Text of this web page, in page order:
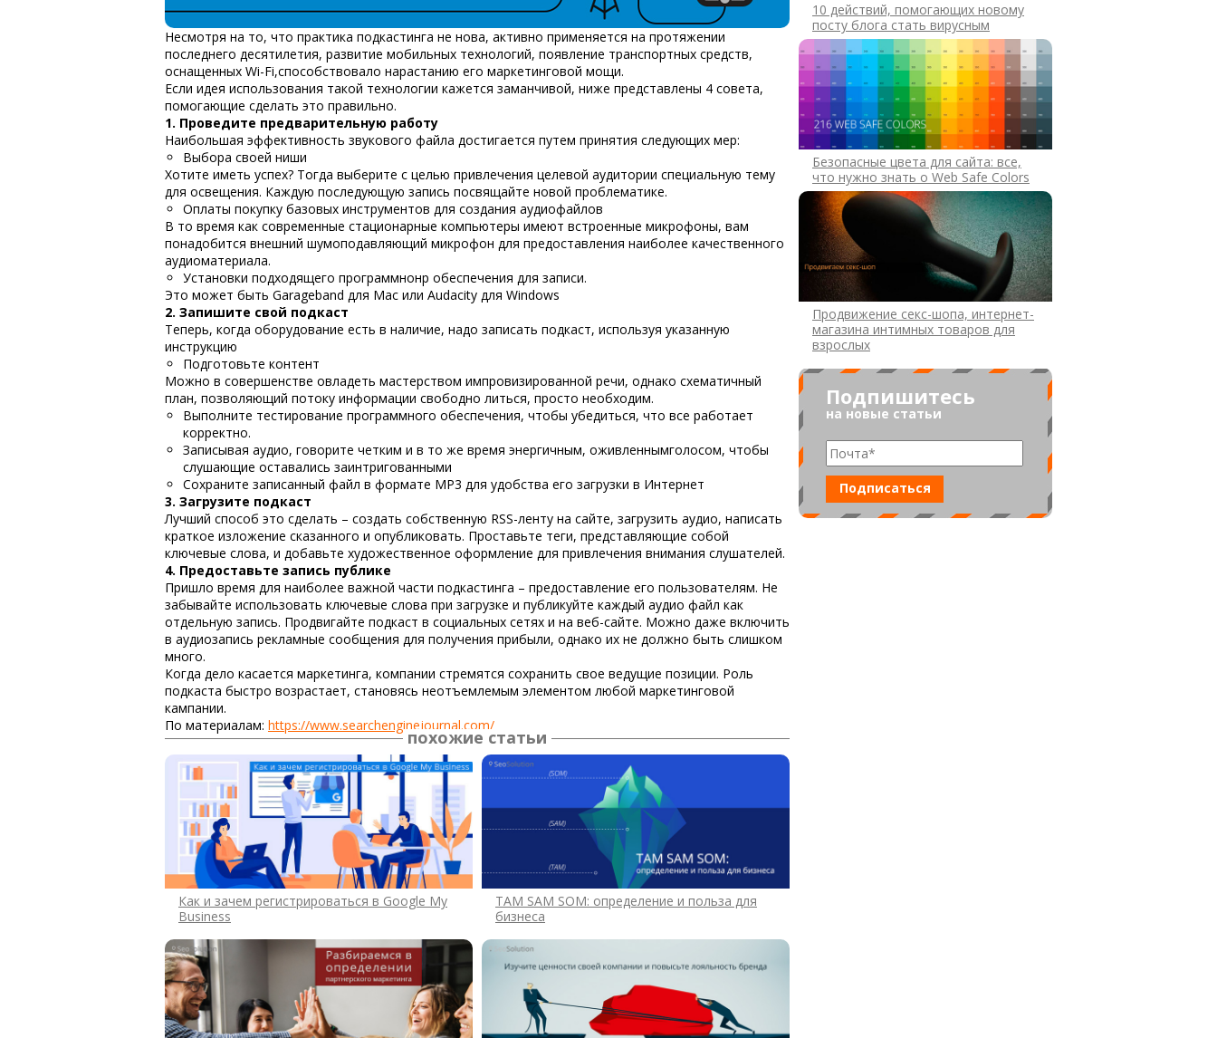
10 действий, помогающих новому
посту блога стать вирусным
Безопасные цвета для сайта: все,
что нужно знать о Web Safe Colors
Продвижение секс-шопа, интернет-
магазина интимных товаров для
взрослых
Подпишитесь
на новые статьи
Несмотря на то, что практика подкастинга не нова, активно применяется на протяжении
последнего десятилетия, развитие мобильных технологий, появление транспортных средств,
оснащенных Wi-Fi,способствовало нарастанию его маркетинговой мощи.
Если идея использования такой технологии кажется заманчивой, ниже представлены 4 совета,
помогающие сделать это правильно.
1. Проведите предварительную работу
Наибольшая эффективность звукового файла достигается путем принятия следующих мер:
Выбора своей ниши
Хотите иметь успех? Тогда выберите с целью привлечения целевой аудитории специальную тему
для освещения. Каждую последующую запись посвящайте новой проблематике.
Оплаты покупку базовых инструментов для создания аудиофайлов
В то время как современные стационарные компьютеры имеют встроенные микрофоны, вам
понадобится внешний шумоподавляющий микрофон для предоставления наиболее качественного
аудиоматериала.
Установки подходящего программнонр обеспечения для записи.
Это может быть Garageband для Mac или Audacity для Windows
2. Запишите свой подкаст
Теперь, когда оборудование есть в наличие, надо записать подкаст, используя указанную
инструкцию
Подготовьте контент
Можно в совершенстве овладеть мастерством импровизированной речи, однако схематичный
план, позволяющий потоку информации свободно литься, просто необходим.
Выполните тестирование программного обеспечения, чтобы убедиться, что все работает
корректно.
Записывая аудио, говорите четким и в то же время энергичным, оживленнымголосом, чтобы
слушающие оставались заинтригованными
Сохраните записанный файл в формате MP3 для удобства его загрузки в Интернет​
3. Загрузите подкаст
Лучший способ это сделать – создать собственную RSS-ленту на сайте, загрузить аудио, написать
краткое изложение сказанного и опубликовать. Проставьте теги, представляющие собой
ключевые слова, и добавьте художественное оформление для привлечения внимания слушателей.
4. Предоставьте запись публике
Пришло время для наиболее важной части подкастинга – предоставление его пользователям. Не
забывайте использовать ключевые слова при загрузке и публикуйте каждый аудио файл как
отдельную запись. Продвигайте подкаст в социальных сетях и на веб-сайте. Можно даже включить
в аудиозапись рекламные сообщения для получения прибыли, однако их не должно быть слишком
много.
Когда дело касается маркетинга, компании стремятся сохранить свое ведущие позиции. Роль
подкаста быстро возрастает, становясь неотъемлемым элементом любой маркетинговой
кампании.
По материалам: https://www.searchenginejournal.com/
похожие статьи
Как и зачем регистрироваться в Google My
Business
TAM SAM SOM: определение и польза для
бизнеса